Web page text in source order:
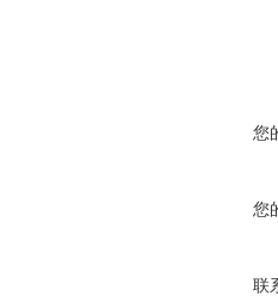
您
您
联